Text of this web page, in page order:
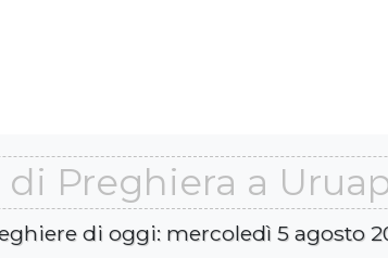
di Preghiera a
di oggi: mercoledì 5 agosto